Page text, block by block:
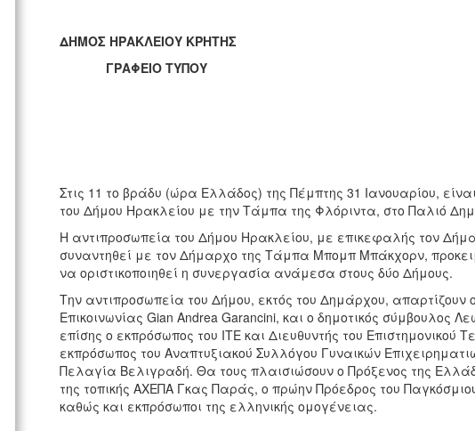
ΔΗΜΟΣ ΗΡΑΚΛΕΙΟΥ ΚΡΗΤΗΣ
ΓΡΑΦΕΙΟ ΤΥΠΟΥ
Στις 11 το βράδυ (ώρα Ελλάδος) της Πέμπτης 31 Ιανουαρίου,
του Δήμου Ηρακλείου με την Τάμπα της Φλόριντα, στο Παλιό
Η αντιπροσωπεία του Δήμου Ηρακλείου, με επικεφαλής τον
συναντηθεί με τον Δήμαρχο της Τάμπα Μπομπ Μπάκχορν,
να οριστικοποιηθεί η συνεργασία ανάμεσα στους δύο Δήμους.
Την αντιπροσωπεία του Δήμου, εκτός του Δημάρχου, απαρτίζουν
Επικοινωνίας Gian Andrea Garancini, και ο δημοτικός σύμβουλος
επίσης ο εκπρόσωπος του ΙΤΕ και Διευθυντής του Επιστημονικού
εκπρόσωπος του Αναπτυξιακού Συλλόγου Γυναικών
Πελαγία Βελιγραδή. Θα τους πλαισιώσουν ο Πρόξενος της
της τοπικής ΑΧΕΠΑ Γκας Παράς, ο πρώην Πρόεδρος του
καθώς και εκπρόσωποι της ελληνικής ομογένειας.